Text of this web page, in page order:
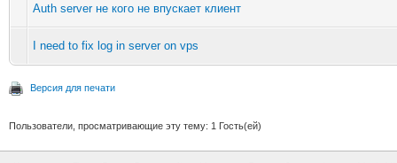
Auth server не кого не впускает клиент
I need to fix log in server on vps
Версия для печати
Пользователи, просматривающие эту тему: 1 Гость(ей)